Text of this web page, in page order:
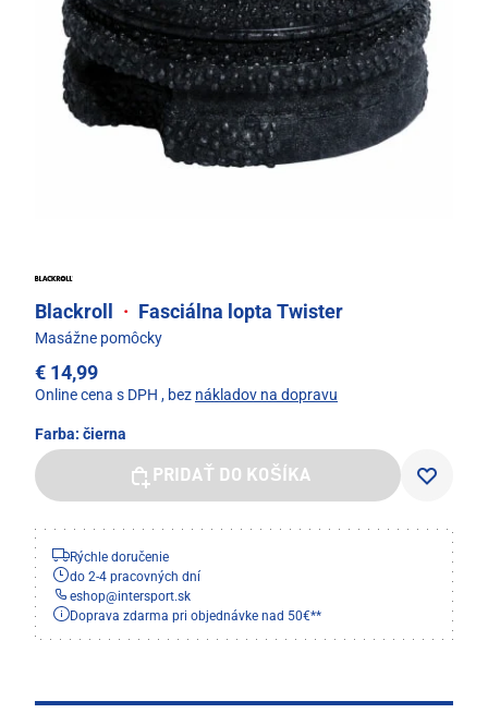
Blackroll · Fasciálna lopta Twister
Masážne pomôcky
€ 14,99
Online cena s DPH , bez nákladov na dopravu
Farba: čierna
PRIDAŤ DO KOŠÍKA
Rýchle doručenie
do 2-4 pracovných dní
eshop@intersport.sk
Doprava zdarma pri objednávke nad 50€**